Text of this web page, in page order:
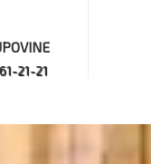
21-21